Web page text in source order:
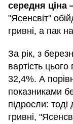
середня ціна
"Ясенсвіт"
гривні, а пак
За рік, з
вартість
32,4%. А
показниками
підросли:
гривні,